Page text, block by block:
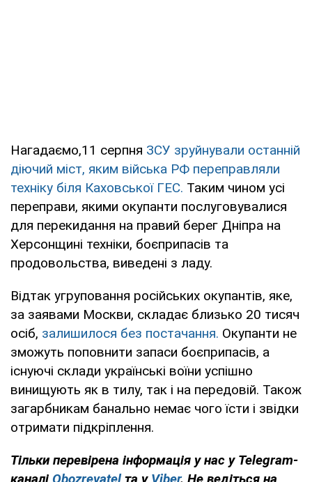
Нагадаємо,11 серпня ЗСУ зруйнували останній
діючий міст, яким війська РФ переправляли
техніку біля Каховської ГЕС. Таким чином усі
переправи, якими окупанти послуговувалися
для перекидання на правий берег Дніпра на
Херсонщині техніки, боєприпасів та
продовольства, виведені з ладу.
Відтак угруповання російських окупантів, яке,
за заявами Москви, складає близько 20 тисяч
осіб, залишилося без постачання. Окупанти не
зможуть поповнити запаси боєприпасів, а
існуючі склади українські воїни успішно
винищують як в тилу, так і на передовій. Також
загарбникам банально немає чого їсти і звідки
отримати підкріплення.
Тільки перевірена інформація у нас у Telegram-
каналі Obozrevatelта у Viber. Не ведіться на